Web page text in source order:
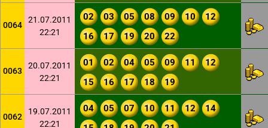
0064
21.07.2011
22:21
02 03 05 08 09 10
12
16
17 19 20 22
0063
20.07.2011
22:21
01 02 04 05 09 11
12
15
16 17 18 19
0062
19.07.2011
22:21
04 05 07 10 11 12
14